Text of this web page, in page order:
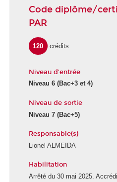
Code diplôme/
PAR
120 crédits
Niveau d'entrée
Niveau 6 (Bac+3 et 4)
Niveau de sortie
Niveau 7 (Bac+5)
Responsable(s)
Lionel ALMEIDA
Habilitation
Arrêté du 30 mai 2025.